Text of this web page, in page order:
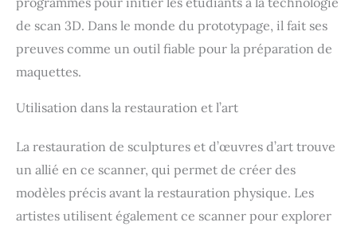
et la modélisation.
Remarque : Revo Design et
Revo Measure sont des
logiciels payants vendus
en charge que Windows.
de scan 3D. Dans le monde du prototypage, il fait ses
preuves comme un outil fiable pour la préparation de
maquettes.
Utilisation dans la restauration et l’art
La restauration de sculptures et d’œuvres d’art trouve
un allié en ce scanner, qui permet de créer des
modèles précis avant la restauration physique. Les
artistes utilisent également ce scanner pour explorer